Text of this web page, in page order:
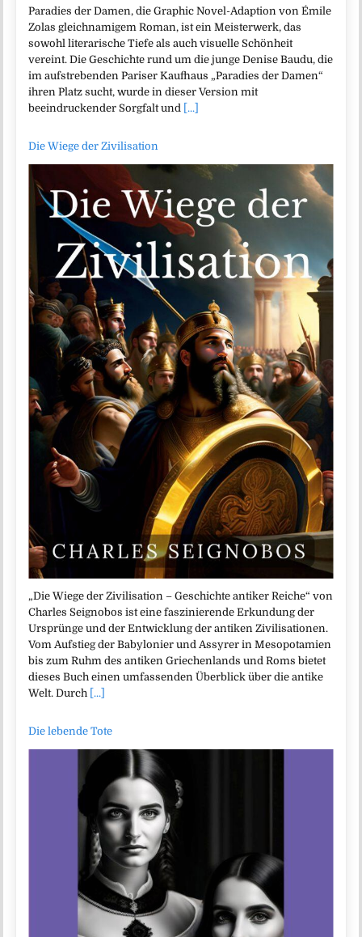
Paradies der Damen, die Graphic Novel-Adaption von Émile
Zolas gleichnamigem Roman, ist ein Meisterwerk, das
sowohl literarische Tiefe als auch visuelle Schönheit
vereint. Die Geschichte rund um die junge Denise Baudu, die
im aufstrebenden Pariser Kaufhaus „Paradies der Damen“
ihren Platz sucht, wurde in dieser Version mit
beeindruckender Sorgfalt und [...]
Die Wiege der Zivilisation
„Die Wiege der Zivilisation – Geschichte antiker Reiche“ von
Charles Seignobos ist eine faszinierende Erkundung der
Ursprünge und der Entwicklung der antiken Zivilisationen.
Vom Aufstieg der Babylonier und Assyrer in Mesopotamien
bis zum Ruhm des antiken Griechenlands und Roms bietet
dieses Buch einen umfassenden Überblick über die antike
Welt. Durch [...]
Die lebende Tote